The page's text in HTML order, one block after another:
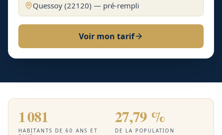
Quessoy (22120) — pré-rempli
Voir mon tarif
1 081
HABITANTS DE 60 ANS ET
27,79 %
DE LA POPULATION